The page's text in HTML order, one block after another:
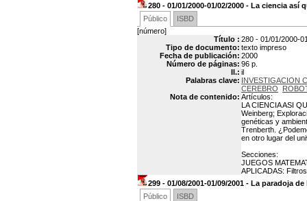
280 - 01/01/2000-01/02/2000 - La ciencia así
Público
ISBD
[número]
Título : 280 - 01/01/2000-
Tipo de documento: texto impreso
Fecha de publicación: 2000
Número de páginas: 96 p.
Il.: il
Palabras clave: INVESTIGACION
CEREBRO
Nota de contenido: Artículos:
LA CIENCIA ASI
Weinberg;
genéticas y
Trenberth.
en otro lugar del
Secciones:
JUEGOS
APLICADAS:
299 - 01/08/2001-01/09/2001 - La paradoja
Público
ISBD